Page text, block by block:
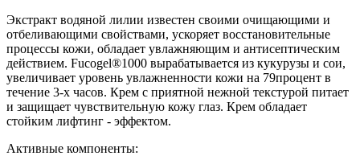
Экстракт водяной лилии известен своими очищающими и
отбеливающими свойствами, ускоряет восстановительные
процессы кожи, обладает увлажняющим и антисептическим
действием. Fucogel®1000 вырабатывается из кукурузы и сои,
увеличивает уровень увлажненности кожи на 79процент в
течение 3-х часов. Крем с приятной нежной текстурой питает
и защищает чувствительную кожу глаз. Крем обладает
стойким лифтинг - эффектом.
Активные компоненты: